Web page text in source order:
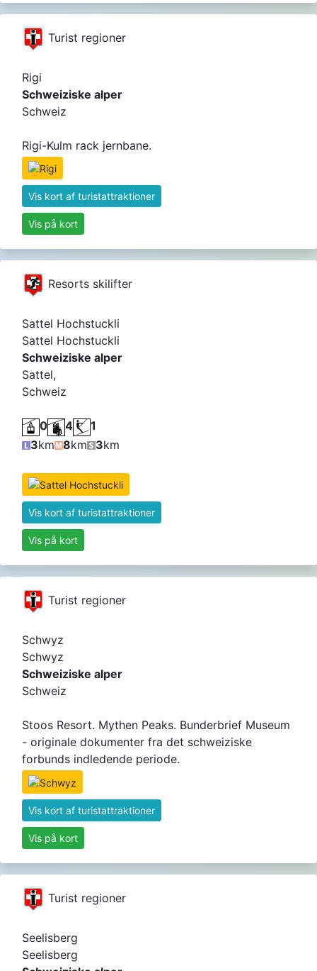
Turist regioner
Rigi
Schweiziske alper
Schweiz
Rigi-Kulm rack jernbane.
Vis kort af turistattraktioner
Vis på kort
Resorts skilifter
Sattel Hochstuckli
Sattel Hochstuckli
Schweiziske alper
Sattel,
Schweiz
0 4
1
3km 8km 3km
Vis kort af turistattraktioner
Vis på kort
Turist regioner
Schwyz
Schwyz
Schweiziske alper
Schweiz
Stoos Resort. Mythen Peaks. Bunderbrief Museum
- originale dokumenter fra det schweiziske
forbunds indledende periode.
Vis kort af turistattraktioner
Vis på kort
Turist regioner
Seelisberg
Seelisberg